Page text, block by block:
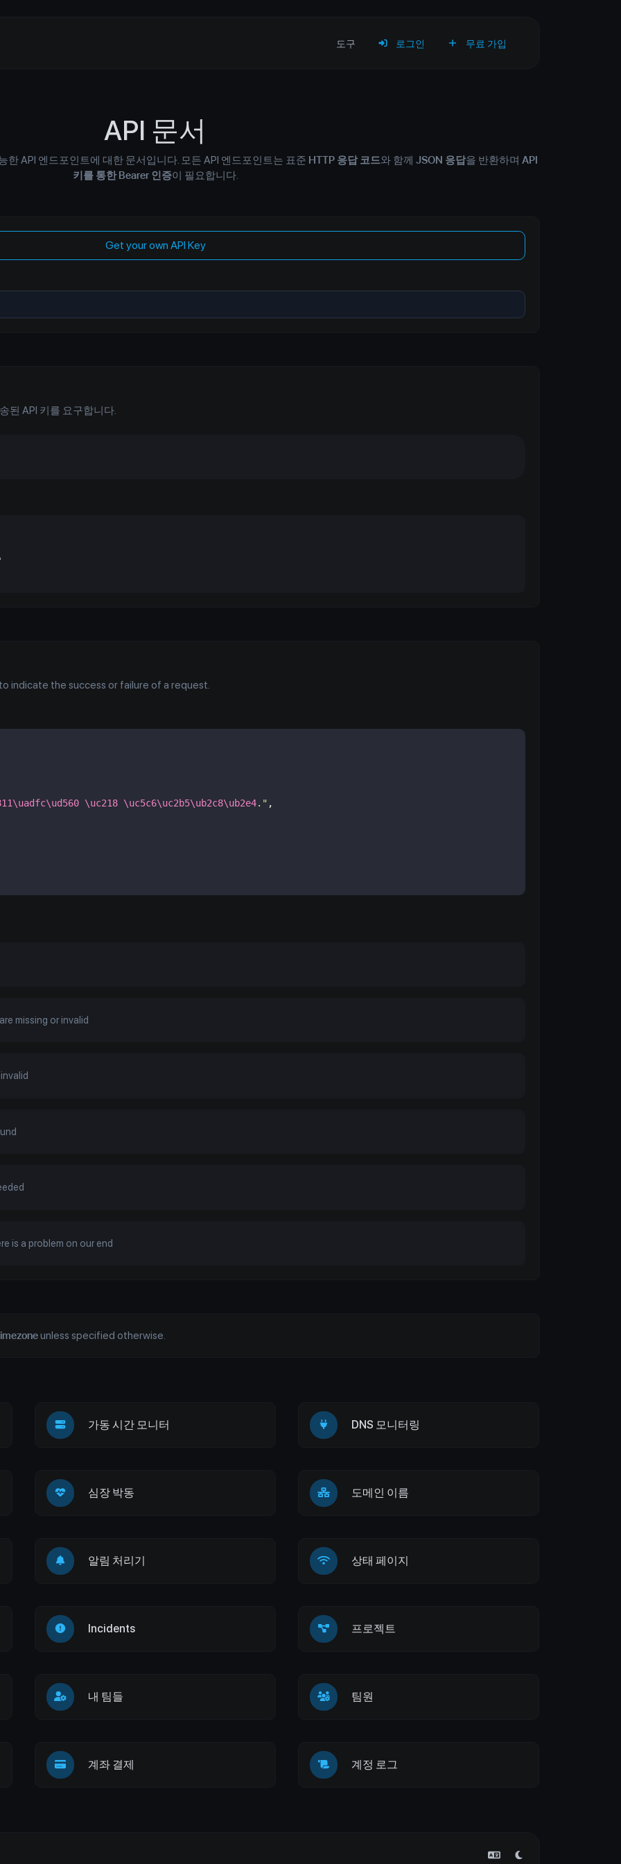
도구 로그인 무료 가입
API 문서
한 API 엔드포인트에 대한 문서입니다. 모든 API 엔드포인트는 표준 HTTP 응답 코드와 함께 JSON 응답을 반환하며 API
키를 통한 Bearer 인증이 필요합니다.
Get your own API Key
된 API 키를 요구합니다.
indicate the success or failure of a request.
\uc218 \uc5c6\uc2b5\ub2c8\ub2e4. " ,
missing or invalid
is a problem on our end
unless specified otherwise.
가동 시간 모니터 DNS 모니터링
심장 박동 도메인 이름
알림 처리기 상태 페이지
Incidents 프로젝트
내 팀들 팀원
계좌 결제 계정 로그